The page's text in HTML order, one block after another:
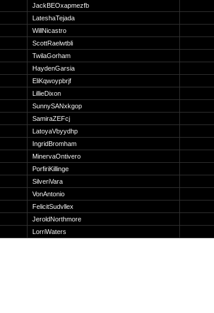
JackBEOxapmezfb
LateshaTejada
WillNicastro
ScottRaelwtbli
TwilaGorham
HaydenGarsia
EliKqwoypbrjf
LillieDixon
SunnySANxkgop
SamiraZEFcj
LatoyaVbyydhp
IngridBromham
MinervaOntivero
PorfiriKillinge
SilveriVara
VonAntonio
FelicitSudvllex
JeroldNorthmore
LorriWaters